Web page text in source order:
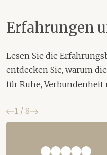
Erfahrungen
Lesen Sie die
entdecken Sie, warum
für Ruhe,
Zurück
1 / 8 Weiter